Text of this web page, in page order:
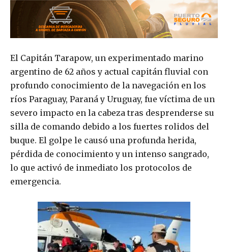
El Capitán Tarapow, un experimentado marino
argentino de 62 años y actual capitán fluvial con
profundo conocimiento de la navegación en los
ríos Paraguay, Paraná y Uruguay, fue víctima de un
severo impacto en la cabeza tras desprenderse su
silla de comando debido a los fuertes rolidos del
buque. El golpe le causó una profunda herida,
pérdida de conocimiento y un intenso sangrado,
lo que activó de inmediato los protocolos de
emergencia.